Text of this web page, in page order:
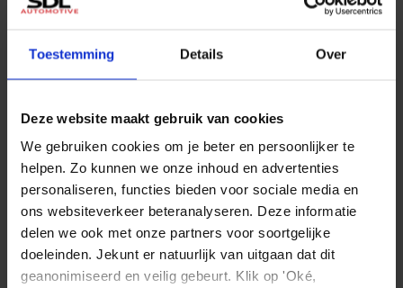
Toestemming Details Over
Deze website maakt gebruik van cookies
We gebruiken cookies om je beter en persoonlijker te
helpen. Zo kunnen we onze inhoud en advertenties
personaliseren, functies bieden voor sociale media en
ons websiteverkeer beteranalyseren. Deze informatie
delen we ook met onze partners voor soortgelijke
doeleinden. Jekunt er natuurlijk van uitgaan dat dit
geanonimiseerd en veilig gebeurt. Klik op 'Oké,